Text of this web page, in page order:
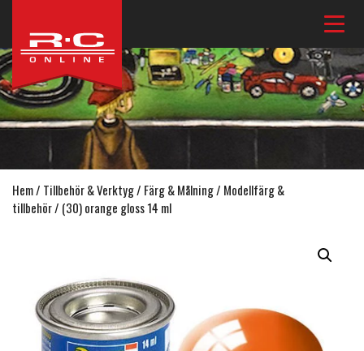
Hem/ Tillbehör & Verktyg/ Färg & Målning/ Modellfärg &
tillbehör/ (30) orange gloss 14 ml